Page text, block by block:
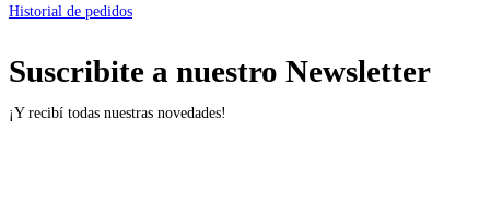
Historial de pedidos
Suscribite a nuestro Newsletter
¡Y recibí todas nuestras novedades!